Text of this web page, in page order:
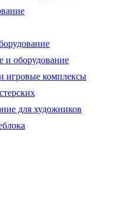
и оборудование
игровые комплексы
для художников